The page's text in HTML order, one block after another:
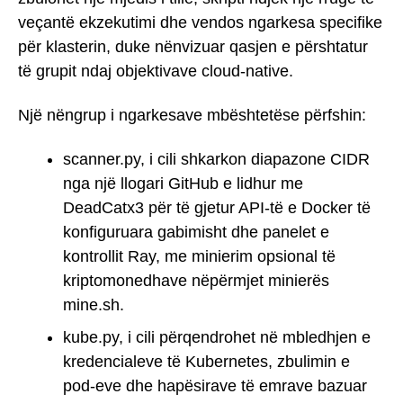
veçantë ekzekutimi dhe vendos ngarkesa specifike
për klasterin, duke nënvizuar qasjen e përshtatur
të grupit ndaj objektivave cloud-native.
Një nëngrup i ngarkesave mbështetëse përfshin:
scanner.py, i cili shkarkon diapazone CIDR
nga një llogari GitHub e lidhur me
DeadCatx3 për të gjetur API-të e Docker të
konfiguruara gabimisht dhe panelet e
kontrollit Ray, me minierim opsional të
kriptomonedhave nëpërmjet minierës
mine.sh.
kube.py, i cili përqendrohet në mbledhjen e
kredencialeve të Kubernetes, zbulimin e
pod-eve dhe hapësirave të emrave bazuar